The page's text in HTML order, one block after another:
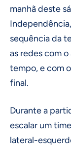
manhã deste
sequência da
as redes com
tempo, e com
final.
Durante a
escalar um
lateral-